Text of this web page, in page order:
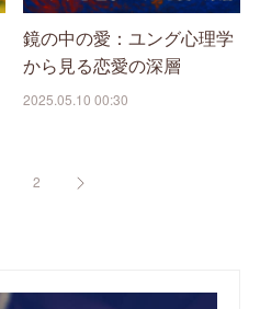
鏡の中の愛：ユング心理学
から見る恋愛の深層
2025.05.10 00:30
2